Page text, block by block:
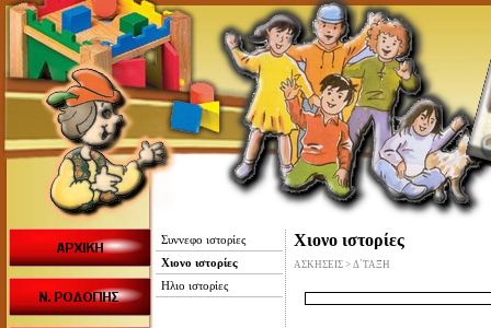
Χιονο ιστορίες
ΑΣΚΗΣΕΙΣ > Δ΄ΤΑΞΗ
Συννεφο ιστορίες
Χιονο ιστορίες
Ηλιο ιστορίες